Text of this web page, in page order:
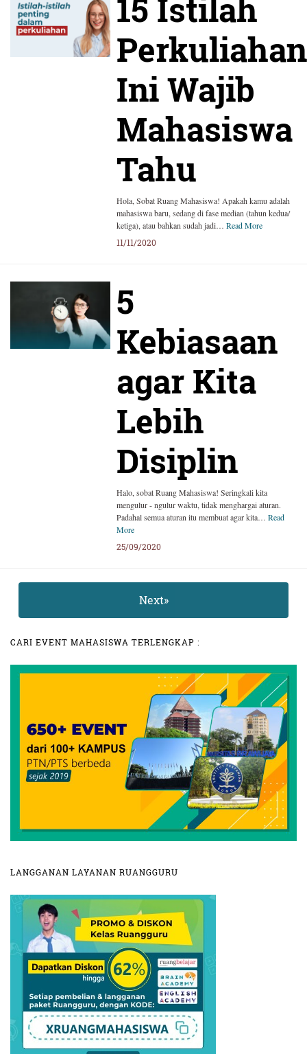
15 Istilah
Perkuliahan
Ini Wajib
Mahasiswa
Tahu
Hola, Sobat Ruang Mahasiswa! Apakah kamu adalah
mahasiswa baru, sedang di fase median (tahun kedua/
ketiga), atau bahkan sudah jadi… Read More
11/11/2020
5
Kebiasaan
agar Kita
Lebih
Disiplin
Halo, sobat Ruang Mahasiswa! Seringkali kita
mengulur - ngulur waktu, tidak menghargai aturan.
Padahal semua aturan itu membuat agar kita… Read
More
25/09/2020
Next»
CARI EVENT MAHASISWA TERLENGKAP :
LANGGANAN LAYANAN RUANGGURU